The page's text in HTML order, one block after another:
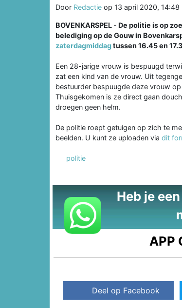
Door Redactie op 13 april 2020, 14:48
BOVENKARSPEL - De politie is op
belediging op de Gouw in
zaterdagmiddagtussen 16.45 en
Een 28-jarige vrouw is bespuugd
zat een kind van de vrouw. Uit
bestuurder bespuugde deze vrouw
Thuisgekomen is ze direct gaan
droegen geen helm.
De politie roept getuigen op zich te
beelden. U kunt ze uploaden via dit
politie
Heb je
APP
Deel op Facebook